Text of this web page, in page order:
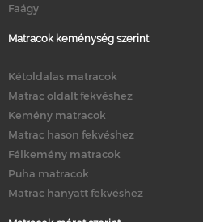
Faágy
Matracok keménység szerint
Kétoldalas matracok
Matrac oldalt fekvéshez
Kemény matracok
Matrac hason fekvéshez
Félkemény matracok
Puha matracok
Matrac hanyatt fekvéshez